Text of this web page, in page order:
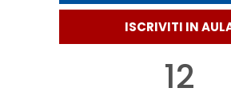
ISCRIVITI IN
12